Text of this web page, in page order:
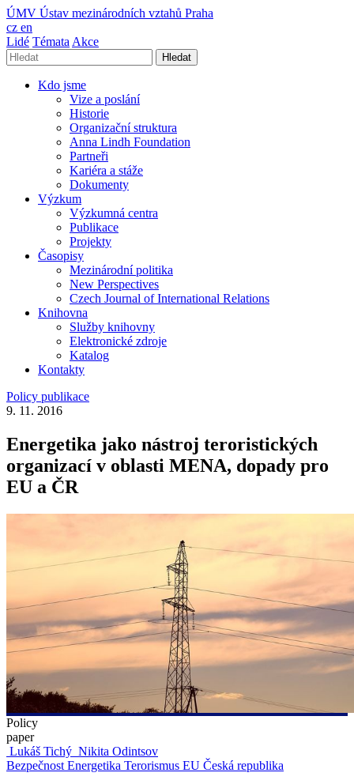
ÚMV Ústav mezinárodních vztahů Praha
cz en
Lidé Témata Akce
Hledat
Kdo jsme
Vize a poslání
Historie
Organizační struktura
Anna Lindh Foundation
Partneři
Kariéra a stáže
Dokumenty
Výzkum
Výzkumná centra
Publikace
Projekty
Časopisy
Mezinárodní politika
New Perspectives
Czech Journal of International Relations
Knihovna
Služby knihovny
Elektronické zdroje
Katalog
Kontakty
Policy publikace
9. 11. 2016
Energetika jako nástroj teroristických
organizací v oblasti MENA, dopady pro
EU a ČR
Policy
paper
Lukáš Tichý Nikita Odintsov
Bezpečnost Energetika Terorismus EU Česká republika